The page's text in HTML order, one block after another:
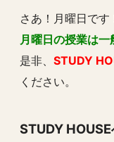
さあ！月曜日です
月曜日の授業は
是非、 STUDY
ください。
STUDY